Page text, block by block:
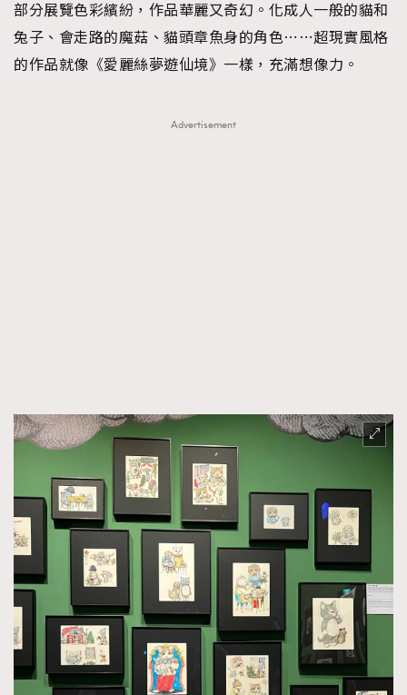
部分展覽色彩繽紛，作品華麗又奇幻。化成人一般的貓和
兔子、會走路的魔菇、貓頭章魚身的角色⋯⋯超現實風格
的作品就像《愛麗絲夢遊仙境》一樣，充滿想像力。
Advertisement